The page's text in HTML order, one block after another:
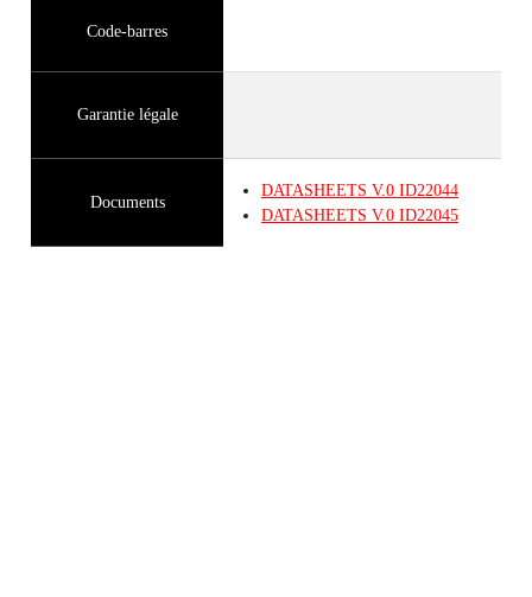
Code-barres
Garantie légale
Documents
DATASHEETS V.0 ID22044
DATASHEETS V.0 ID22045